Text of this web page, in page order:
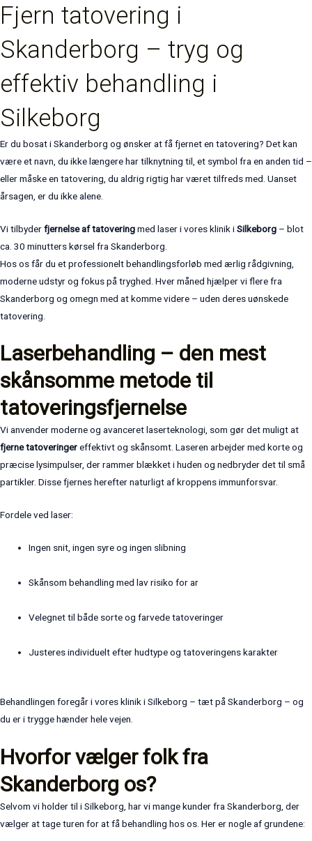
Fjern tatovering i
Skanderborg – tryg og
effektiv behandling i
Silkeborg
Er du bosat i Skanderborg og ønsker at få fjernet en tatovering? Det kan
være et navn, du ikke længere har tilknytning til, et symbol fra en anden tid –
eller måske en tatovering, du aldrig rigtig har været tilfreds med. Uanset
årsagen, er du ikke alene.
Vi tilbyderfjernelse af tatoveringmed laser i vores klinik iSilkeborg – blot
ca. 30 minutters kørsel fra Skanderborg.
Hos os får du et professionelt behandlingsforløb med ærlig rådgivning,
moderne udstyr og fokus på tryghed. Hver måned hjælper vi flere fra
Skanderborg og omegn med at komme videre – uden deres uønskede
tatovering.
Laserbehandling – den mest
skånsomme metode til
tatoveringsfjernelse
Vi anvender moderne og avanceret laserteknologi, som gør det muligt at
fjerne tatoveringereffektivt og skånsomt. Laseren arbejder med korte og
præcise lysimpulser, der rammer blækket i huden og nedbryder det til små
partikler. Disse fjernes herefter naturligt af kroppens immunforsvar.
Fordele ved laser:
Ingen snit, ingen syre og ingen slibning
Skånsom behandling med lav risiko for ar
Velegnet til både sorte og farvede tatoveringer
Justeres individuelt efter hudtype og tatoveringens karakter
Behandlingen foregår i vores klinik i Silkeborg – tæt på Skanderborg – og
du er i trygge hænder hele vejen.
Hvorfor vælger folk fra
Skanderborg os?
Selvom vi holder til i Silkeborg, har vi mange kunder fra Skanderborg, der
vælger at tage turen for at få behandling hos os. Her er nogle af grundene: